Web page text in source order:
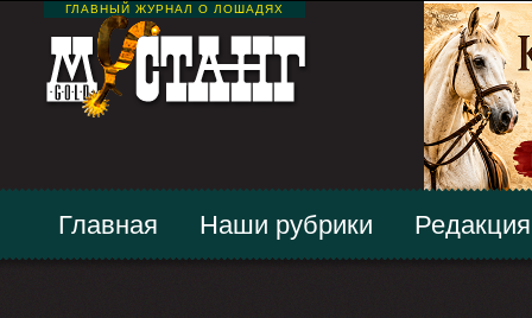
ГЛАВНЫЙ ЖУРНАЛ О ЛОШАДЯХ
Главная Наши рубрики Редакция